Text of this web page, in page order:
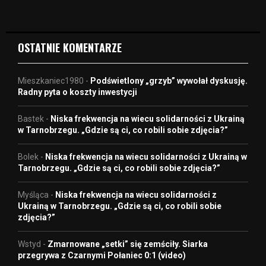
OSTATNIE KOMENTARZE
Mieszkaniec1980 - Podświetlony „grzyb” wywołał dyskusję.
Radny pyta o koszty inwestycji
Bastek - Niska frekwencja na wiecu solidarności z Ukrainą
w Tarnobrzegu. „Gdzie są ci, co robili sobie zdjęcia?”
Bolek - Niska frekwencja na wiecu solidarności z Ukrainą w
Tarnobrzegu. „Gdzie są ci, co robili sobie zdjęcia?”
Myśląca - Niska frekwencja na wiecu solidarności z
Ukrainą w Tarnobrzegu. „Gdzie są ci, co robili sobie
zdjęcia?”
Wstyd - Zmarnowane „setki” się zemściły. Siarka
przegrywa z Czarnymi Połaniec 0:1 (video)